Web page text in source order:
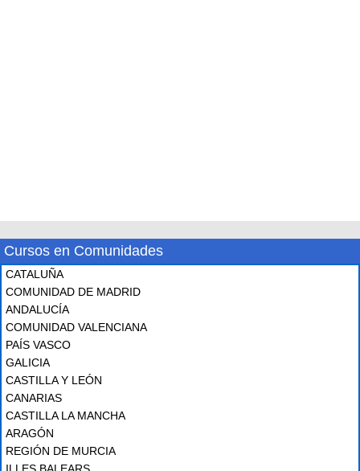
Cursos en Comunidades
CATALUÑA
COMUNIDAD DE MADRID
ANDALUCÍA
COMUNIDAD VALENCIANA
PAÍS VASCO
GALICIA
CASTILLA Y LEÓN
CANARIAS
CASTILLA LA MANCHA
ARAGÓN
REGIÓN DE MURCIA